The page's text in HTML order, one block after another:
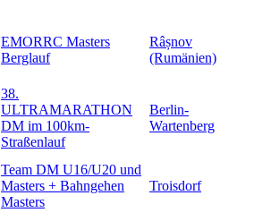
EMORRC Masters
Berglauf
Râșnov
(Rumänien)
38.
ULTRAMARATHON
DM im 100km-
Straßenlauf
Berlin-
Wartenberg
Team DM U16/U20 und
Masters + Bahngehen
Masters
Troisdorf